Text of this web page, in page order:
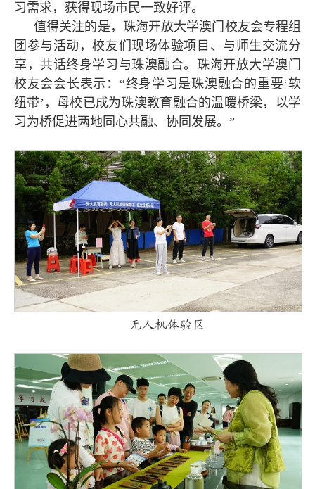
习需求，获得现场市民一致好评。
值得关注的是，珠海开放大学澳门校友会专程组
团参与活动，校友们现场体验项目、与师生交流分
享，共话终身学习与珠澳融合。珠海开放大学澳门
校友会会长表示：“终身学习是珠澳融合的重要‘软
纽带’，母校已成为珠澳教育融合的温暖桥梁，以学
习为桥促进两地同心共融、协同发展。”
无人机体验区